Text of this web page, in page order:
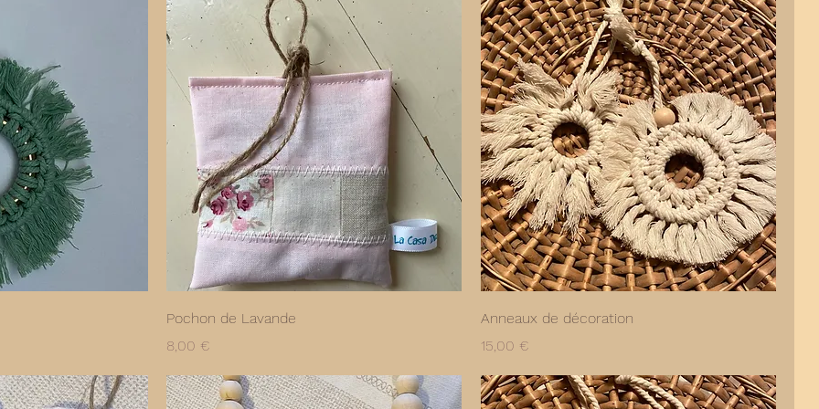
Pochon de Lavande
Prix
8,00 €
Anneaux de décoration
Prix
15,00 €